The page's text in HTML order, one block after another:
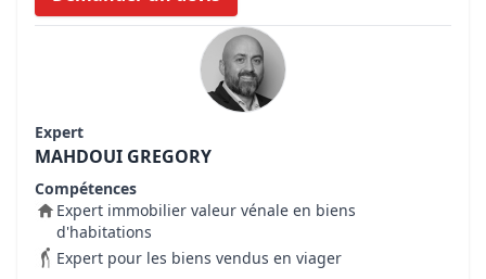
Expert
MAHDOUI GREGORY
Compétences
Expert immobilier valeur vénale en biens
d'habitations
Expert pour les biens vendus en viager